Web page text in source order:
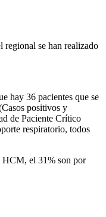
regional se han realizado
hay 36 pacientes que se
positivos y
de Paciente Crítico
respiratorio, todos
HCM, el 31% son por